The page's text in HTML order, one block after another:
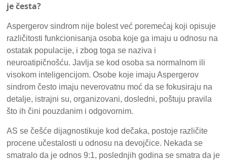
je česta?
Aspergerov sindrom nije bolest već poremećaj koji opisuje
različitosti funkcionisanja osoba koje ga imaju u odnosu na
ostatak populacije, i zbog toga se naziva i
neuroatipičnošću. Javlja se kod osoba sa normalnom ili
visokom inteligencijom. Osobe koje imaju Aspergerov
sindrom često imaju neverovatnu moć da se fokusiraju na
detalje, istrajni su, organizovani, dosledni, poštuju pravila
što ih čini pouzdanim i odgovornim.
AS se češće dijagnostikuje kod dečaka, postoje različite
procene učestalosti u odnosu na devojčice. Nekada se
smatralo da je odnos 9:1, poslednjih godina se smatra da je